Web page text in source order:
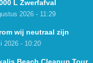
L Zwerfafval
2026 - 11:29
wij neutraal zijn
2026 - 10:20